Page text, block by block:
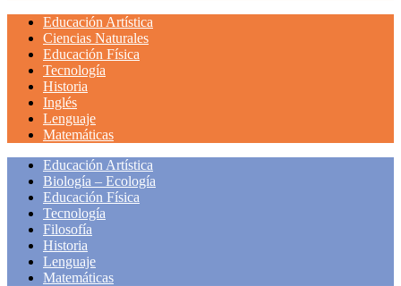
Educación Artística
Ciencias Naturales
Educación Física
Tecnología
Historia
Inglés
Lenguaje
Matemáticas
Educación Artística
Biología – Ecología
Educación Física
Tecnología
Filosofía
Historia
Lenguaje
Matemáticas